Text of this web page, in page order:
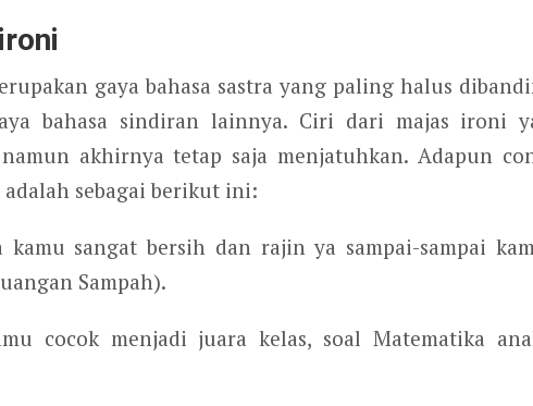
gaya bahasa sastra yang paling halus
bahasa sindiran lainnya. Ciri dari majas ironi
akhirnya tetap saja menjatuhkan. Adapun
sebagai berikut ini:
kamu sangat bersih dan rajin ya sampai-sampai
Sampah).
cocok menjadi juara kelas, soal Matematika